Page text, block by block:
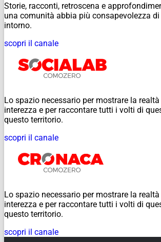
Storie, racconti, retroscena e
una comunità abbia più consapevolezza
intorno.
scopri il canale
Lo spazio necessario per mostrare la
interezza e per raccontare tutti i volti di
questo territorio.
scopri il canale
Lo spazio necessario per mostrare la
interezza e per raccontare tutti i volti di
questo territorio.
scopri il canale